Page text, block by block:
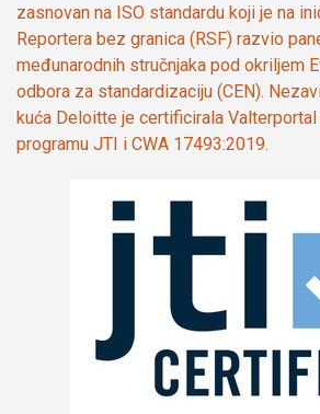
zasnovan na ISO standardu koji je na
Reportera bez granica (RSF) razvio
međunarodnih stručnjaka pod okriljem
odbora za standardizaciju (CEN).
kuća Deloitte je certificirala
programu JTI i CWA 17493:2019.